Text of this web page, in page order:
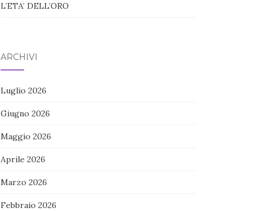
L’ETA’ DELL’ORO
ARCHIVI
Luglio 2026
Giugno 2026
Maggio 2026
Aprile 2026
Marzo 2026
Febbraio 2026